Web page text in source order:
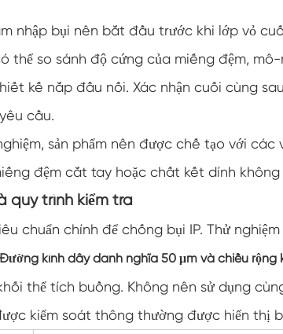
Buồng
Buồng
Buồng
Buồng
Buồng
nhập bụi nên bắt đầu trước khi lớp vỏ
thể so sánh độ cứng của miếng đệm,
kế nắp đầu nối. Xác nhận cuối cùng
cầu.
sản phẩm nên được chế tạo với các
đệm cắt tay hoặc chất kết dính
quy trình kiểm tra
chuẩn chính để chống bụi IP. Thử
Đường kính dây danh nghĩa 50 μm và chiều rộng
thể tích buồng. Không nên sử dụng
kiểm soát thông thường được hiển thị